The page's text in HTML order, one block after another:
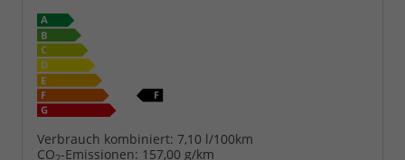
Verbrauch kombiniert: 7,10 l/100km
CO -Emissionen: 157,00 g/km